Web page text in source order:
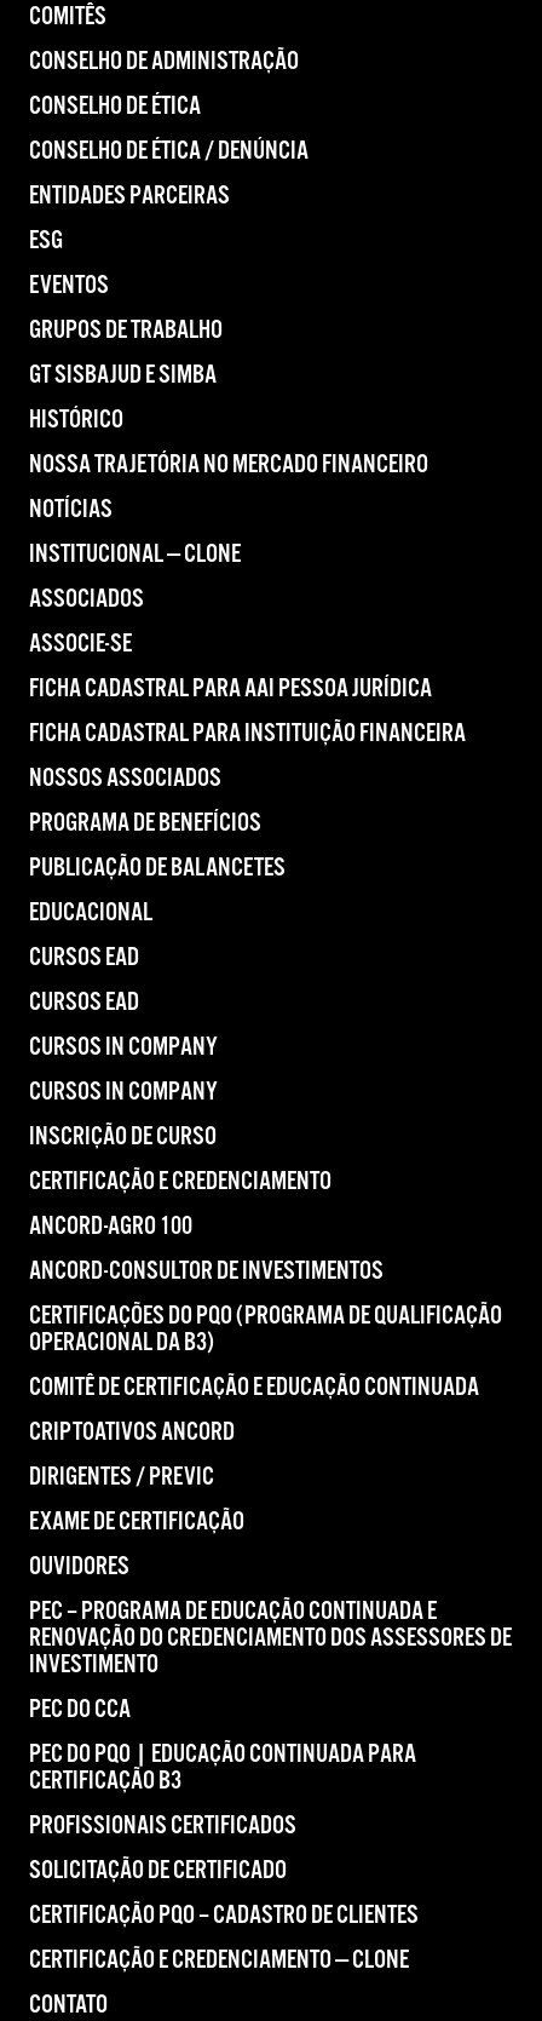
COMITÊS
CONSELHO DE ADMINISTRAÇÃO
CONSELHO DE ÉTICA
CONSELHO DE ÉTICA / DENÚNCIA
ENTIDADES PARCEIRAS
ESG
EVENTOS
GRUPOS DE TRABALHO
GT SISBAJUD E SIMBA
HISTÓRICO
NOSSA TRAJETÓRIA NO MERCADO FINANCEIRO
NOTÍCIAS
INSTITUCIONAL — CLONE
ASSOCIADOS
ASSOCIE-SE
FICHA CADASTRAL PARA AAI PESSOA JURÍDICA
FICHA CADASTRAL PARA INSTITUIÇÃO FINANCEIRA
NOSSOS ASSOCIADOS
PROGRAMA DE BENEFÍCIOS
PUBLICAÇÃO DE BALANCETES
EDUCACIONAL
CURSOS EAD
CURSOS EAD
CURSOS IN COMPANY
CURSOS IN COMPANY
INSCRIÇÃO DE CURSO
CERTIFICAÇÃO E CREDENCIAMENTO
ANCORD-AGRO 100
ANCORD-CONSULTOR DE INVESTIMENTOS
CERTIFICAÇÕES DO PQO (PROGRAMA DE QUALIFICAÇÃO
OPERACIONAL DA B3)
COMITÊ DE CERTIFICAÇÃO E EDUCAÇÃO CONTINUADA
CRIPTOATIVOS ANCORD
DIRIGENTES / PREVIC
EXAME DE CERTIFICAÇÃO
OUVIDORES
PEC – PROGRAMA DE EDUCAÇÃO CONTINUADA E
RENOVAÇÃO DO CREDENCIAMENTO DOS ASSESSORES DE
INVESTIMENTO
PEC DO CCA
PEC DO PQO | EDUCAÇÃO CONTINUADA PARA
CERTIFICAÇÃO B3
PROFISSIONAIS CERTIFICADOS
SOLICITAÇÃO DE CERTIFICADO
CERTIFICAÇÃO PQO – CADASTRO DE CLIENTES
CERTIFICAÇÃO E CREDENCIAMENTO — CLONE
CONTATO